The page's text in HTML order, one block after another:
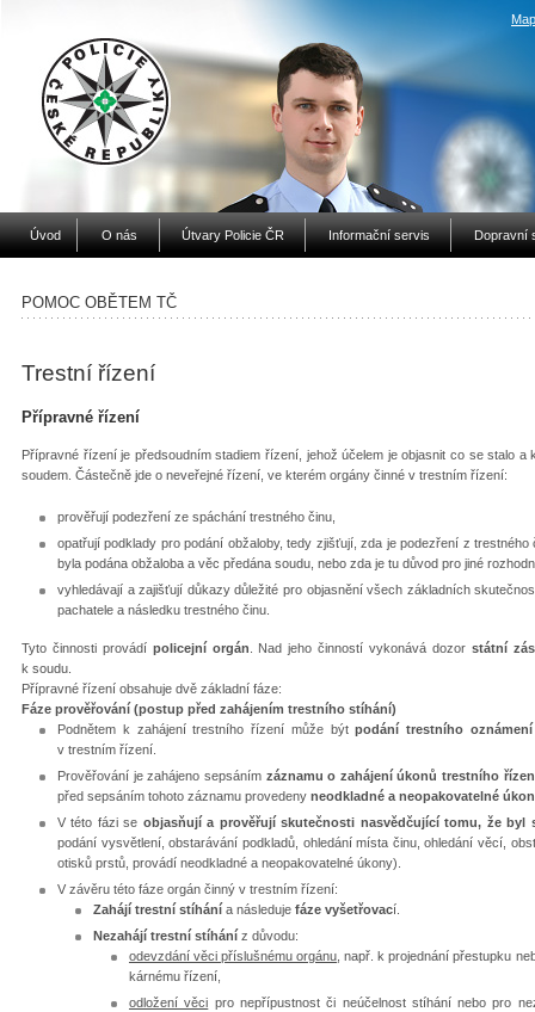
Úvod O nás Útvary Policie ČR Informační servis Dopravní
POMOC OBĚTEM TČ
Trestní řízení
Přípravné řízení
Přípravné řízení je předsoudním stadiem řízení, jehož účelem je objasnit co se stalo
soudem. Částečně jde o neveřejné řízení, ve kterém orgány činné v trestním řízení:
prověřují podezření ze spáchání trestného činu,
opatřují podklady pro podání obžaloby, tedy zjišťují, zda je podezření z
byla podána obžaloba a věc předána soudu, nebo zda je tu důvod pro jiné
vyhledávají a zajišťují důkazy důležité pro objasnění všech základních
pachatele a následku trestného činu.
Tyto činnosti provádí policejní orgán . Nad jeho činností vykonává dozor státní
k soudu.
Přípravné řízení obsahuje dvě základní fáze:
Fáze prověřování (postup před zahájením trestního stíhání)
Podnětem k zahájení trestního řízení může býtpodání trestního oznámení
v trestním řízení.
Prověřování je zahájeno sepsáním záznamu o zahájení úkonů trestního
před sepsáním tohoto záznamu provedeny neodkladné a neopakovatelné
V této fázi se objasňují a prověřují skutečnosti nasvědčující tomu, že byl
podání vysvětlení, obstarávání podkladů, ohledání místa činu, ohledání věcí,
otisků prstů, provádí neodkladné a neopakovatelné úkony).
V závěru této fáze orgán činný v trestním řízení:
Zahájí trestní stíhání a následuje fáze vyšetřovací.
Nezahájí trestní stíhání z důvodu:
odevzdání věci příslušnému orgánu , např. k projednání přestupku
kárnému řízení,
odložení věci pro nepřípustnost či neúčelnost stíhání nebo pro